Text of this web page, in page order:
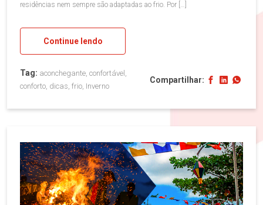
residências nem sempre são adaptadas ao frio. Por […]
Continue lendo
Tag: aconchegante, confortável,
conforto, dicas, frio, Inverno
Compartilhar: